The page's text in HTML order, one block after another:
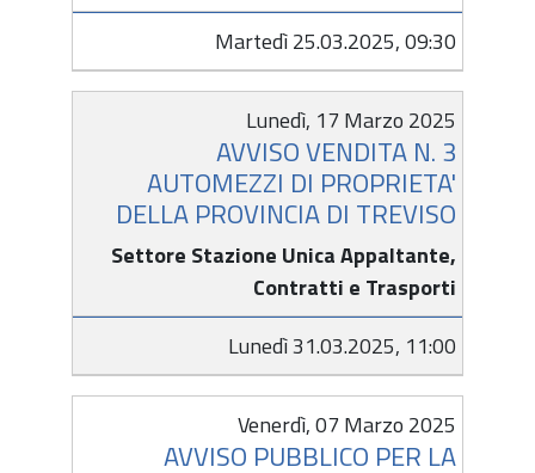
Martedì 25.03.2025, 09:30
Lunedì, 17 Marzo 2025
AVVISO VENDITA N. 3
AUTOMEZZI DI PROPRIETA'
DELLA PROVINCIA DI TREVISO
Settore Stazione Unica Appaltante,
Contratti e Trasporti
Lunedì 31.03.2025, 11:00
Venerdì, 07 Marzo 2025
AVVISO PUBBLICO PER LA